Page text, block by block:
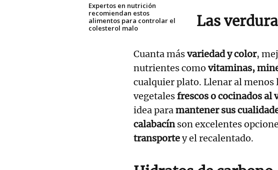
Expertos en nutrición
recomiendan estos
alimentos para controlar el
colesterol malo
Las
Cuanta másvariedad y color,
nutrientes como vitaminas,
cualquier plato. Llenar al
vegetalesfrescos o cocinados al
idea paramantener sus
calabacínson excelentes
transportey el recalentado.